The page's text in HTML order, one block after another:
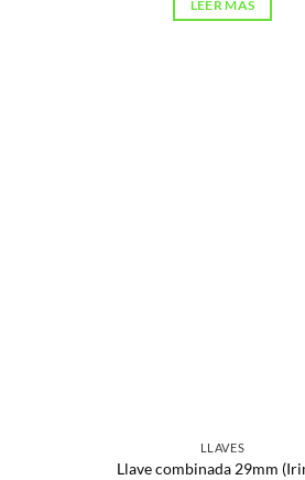
LEER MÁS
LLAVES
Llave combinada 29mm